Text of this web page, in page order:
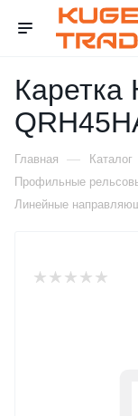
Каретка
Главная — Каталог
Профильные
Линейные